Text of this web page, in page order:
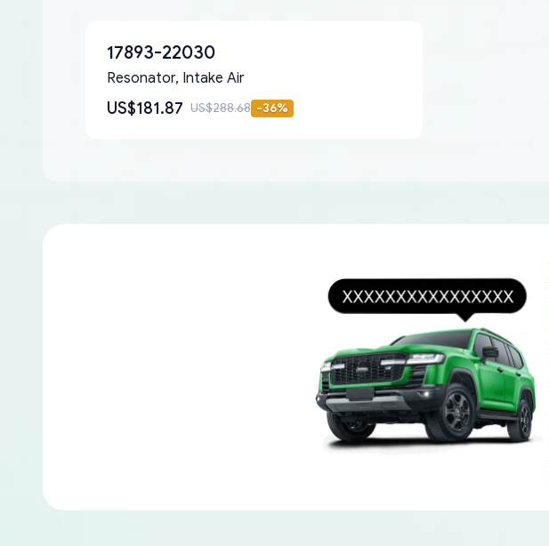
17893-22030
Resonator, Intake Air
US$181.87 US$288.68 -36%